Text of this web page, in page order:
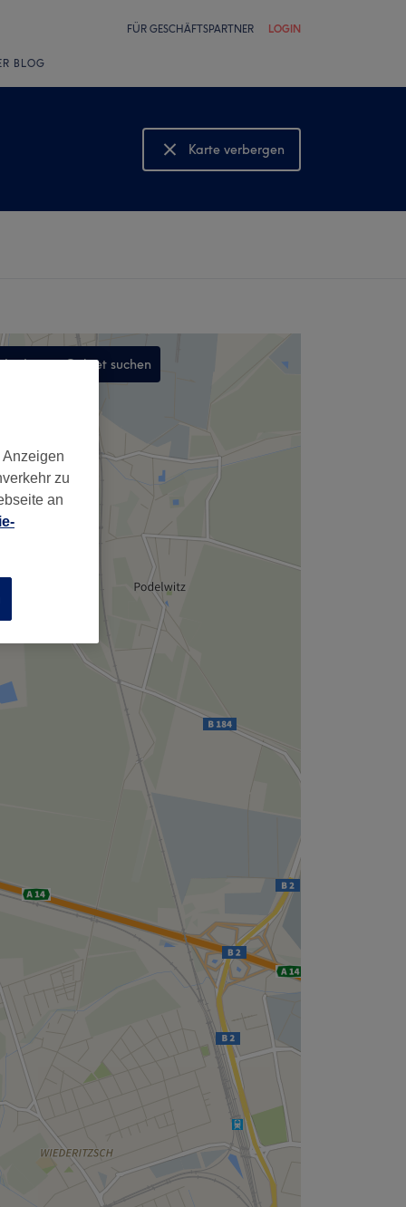
FÜR GESCHÄFTSPARTNER LOGIN
BLOG
Karte verbergen
Karte anzeigen
In diesem Gebiet suchen
zu
an